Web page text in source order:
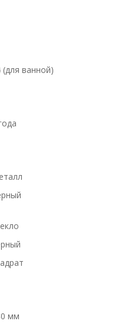
(для ванной)
мм